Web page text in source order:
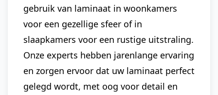
gebruik van laminaat in woonkamers
voor een gezellige sfeer of in
slaapkamers voor een rustige uitstraling.
Onze experts hebben jarenlange ervaring
en zorgen ervoor dat uw laminaat perfect
gelegd wordt, met oog voor detail en